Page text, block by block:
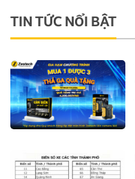
TIN TỨC NỔI BẬT